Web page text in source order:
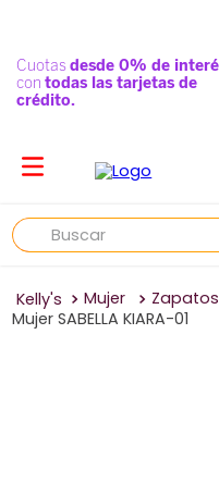
Buscar
Mujer Zapatos
Mujer SABELLA KIARA-01